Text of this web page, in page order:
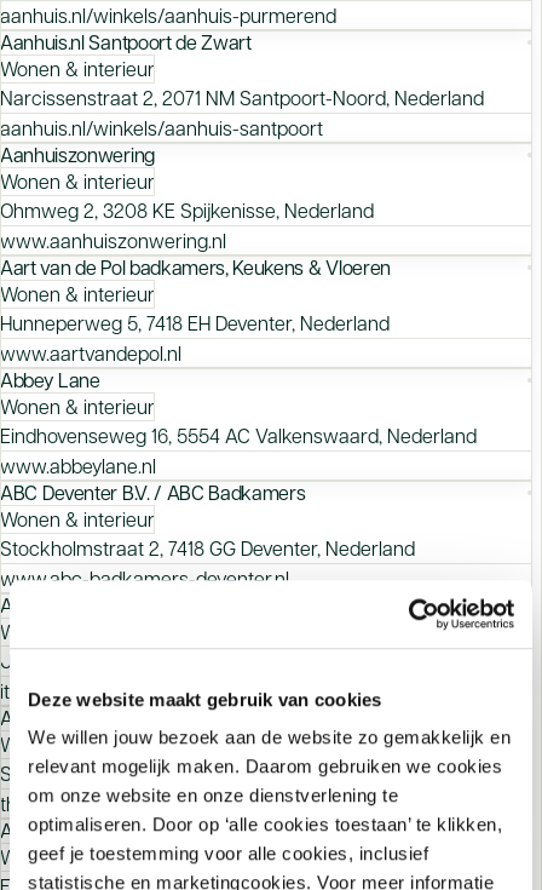
Deze website maakt gebruik van cookies
We willen jouw bezoek aan de website zo gemakkelijk en
relevant mogelijk maken. Daarom gebruiken we cookies
om onze website en onze dienstverlening te
optimaliseren. Door op ‘alle cookies toestaan’ te klikken,
geef je toestemming voor alle cookies, inclusief
statistische en marketingcookies. Voor meer informatie
aanhuis.nl/winkels/aanhuis-purmerend
Aanhuis.nl Santpoort de Zwart
Wonen & interieur
Narcissenstraat 2, 2071 NM Santpoort-Noord, Nederland
aanhuis.nl/winkels/aanhuis-santpoort
Aanhuiszonwering
Wonen & interieur
Ohmweg 2, 3208 KE Spijkenisse, Nederland
www.aanhuiszonwering.nl
Aart van de Pol badkamers, Keukens & Vloeren
Wonen & interieur
Hunneperweg 5, 7418 EH Deventer, Nederland
www.aartvandepol.nl
Abbey Lane
Wonen & interieur
Eindhovenseweg 16, 5554 AC Valkenswaard, Nederland
www.abbeylane.nl
ABC Deventer B.V. / ABC Badkamers
Wonen & interieur
Stockholmstraat 2, 7418 GG Deventer, Nederland
www.abc-badkamers-deventer.nl
Abitare B.V.
Wonen & interieur
Jacob Romenweg 5, 6042 EZ Roermond, Nederland
italiaansekeukens.com
AC Culemborg Thuisin
Wonen & interieur
Staalweg 9, 4104 AS Culemborg, Nederland
thuisin.nl/winkels/ac-culemborg
AC Keukens B.V.
Wonen & interieur